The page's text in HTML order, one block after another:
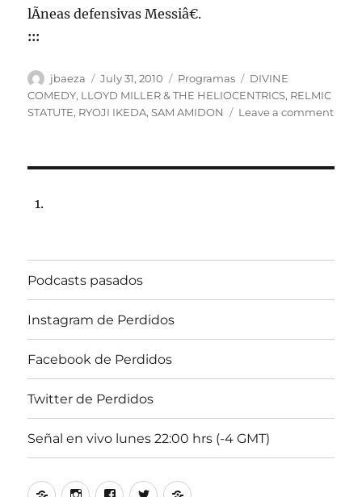
lÃ­neas defensivas Messiâ€.
:::
Author
jbaeza
Posted
on
July 31, 2010 Categories
Programas Tags
DIVINE
COMEDY, LLOYD MILLER & THE HELIOCENTRICS, RELMIC
STATUTE, RYOJI IKEDA,SAM AMIDON Leave a commenton
Podcasts pasados
Instagram de Perdidos
Facebook de Perdidos
Twitter de Perdidos
Señal en vivo lunes 22:00 hrs (-4 GMT)
PodcastsInstagram
Facebook
TwitterSeñal